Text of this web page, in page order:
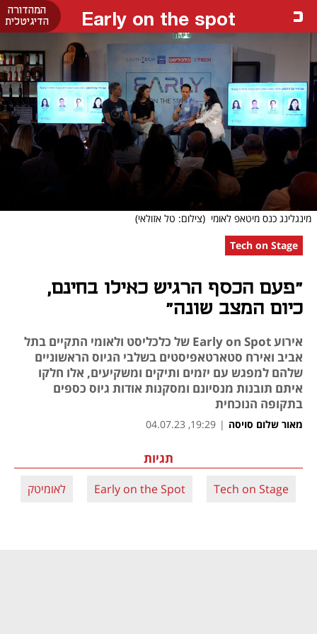
המהדורה
הדיגיטלית
Early on the spot
מינגלינג כנס מיטאפ לאומי (צילום: טל אזולאי)
Tech on Stage
"פעם הכסף הרגיש כאילו בחינם,
כיום המצב שונה"
אירוע Early on Spot של כלכליסט ולאומי התקיים בתל
אביב ואירח סטארטאפיסטים בשלבי הגיוס הראשוניים
שלהם למפגש עם יזמים ותיקים ומשקיעים, אלו חלקו
איתם תובנות מנסיונם ומסקנות אודות גיוס כספים
בתקופה הנוכחית
מאור שלום סויסה |
19:29, 04.07.23
תגיות
Tech on Stage
Early on the Spot לאומיטק